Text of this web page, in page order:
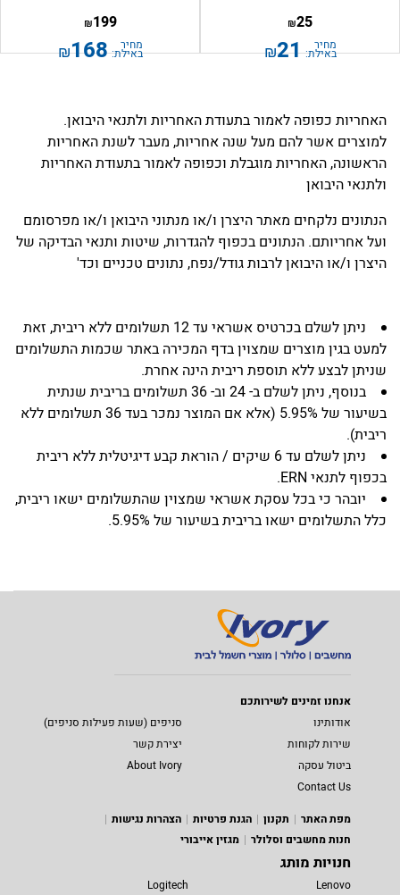
25
₪
מחיר
באילת: 21
₪
199
₪
מחיר
באילת: 168
₪
האחריות כפופה לאמור בתעודת האחריות ולתנאי היבואן.
למוצרים אשר להם מעל שנה אחריות, מעבר לשנת האחריות
הראשונה, האחריות מוגבלת וכפופה לאמור בתעודת האחריות
ולתנאי היבואן
הנתונים נלקחים מאתר היצרן ו/או מנתוני היבואן ו/או מפרסומם
ועל אחריותם. הנתונים בכפוף להגדרות, שיטות ותנאי הבדיקה של
היצרן ו/או היבואן לרבות גודל/נפח, נתונים טכניים וכד'
ניתן לשלם בכרטיס אשראי עד 12 תשלומים ללא ריבית, זאת
למעט בגין מוצרים שמצוין בדף המכירה באתר שכמות התשלומים
שניתן לבצע ללא תוספת ריבית הינה אחרת.
בנוסף, ניתן לשלם ב- 24 וב- 36 תשלומים בריבית שנתית
בשיעור של 5.95% (אלא אם המוצר נמכר בעד 36 תשלומים ללא
ריבית).
ניתן לשלם עד 6 שיקים / הוראת קבע דיגיטלית ללא ריבית
בכפוף לתנאי ERN.
יובהר כי בכל עסקת אשראי שמצוין שהתשלומים ישאו ריבית,
כלל התשלומים ישאו בריבית בשיעור של 5.95%.
אנחנו זמינים לשירותכם
אודותינו
סניפים (שעות פעילות סניפים)
שירות לקוחות
יצירת קשר
ביטול עסקה
About Ivory
Contact Us
מפת האתר
תקנון הגנת פרטיות
הצהרות נגישות
חנות מחשבים וסלולר
מגזין אייבורי
חנויות מותג
Lenovo
Logitech